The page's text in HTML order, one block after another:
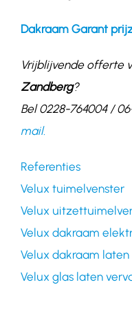
Dakraam Garant
Vrijblijvende offerte
Zandberg?
Bel 0228-764004 /
mail.
Referenties
Velux tuimelvenster
Velux
Velux dakraam
Velux dakraam laten
Velux glas laten